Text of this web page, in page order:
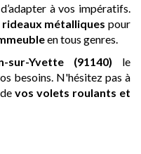
à vos impératifs.
rideaux métalliques pour
en tous genres.
sur-Yvette (91140) le
besoins. N'hésitez pas à
vos volets roulants et